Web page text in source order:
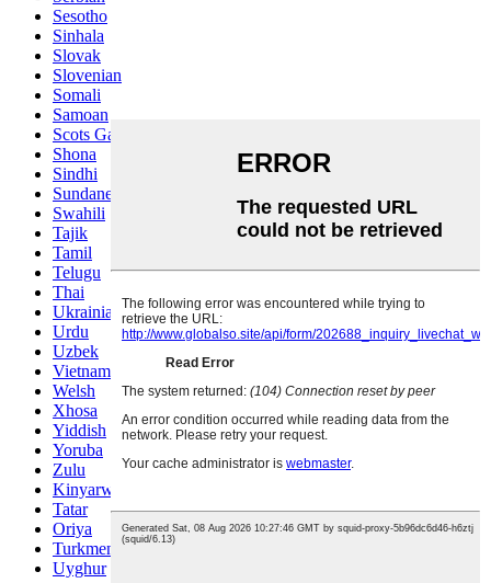
Sesotho
Sinhala
Slovak
Slovenian
Somali
Samoan
Scots Gaelic
Shona
Sindhi
Sundanese
Swahili
Tajik
Tamil
Telugu
Thai
Ukrainian
Urdu
Uzbek
Vietnamese
Welsh
Xhosa
Yiddish
Yoruba
Zulu
Kinyarwanda
Tatar
Oriya
Turkmen
Uyghur